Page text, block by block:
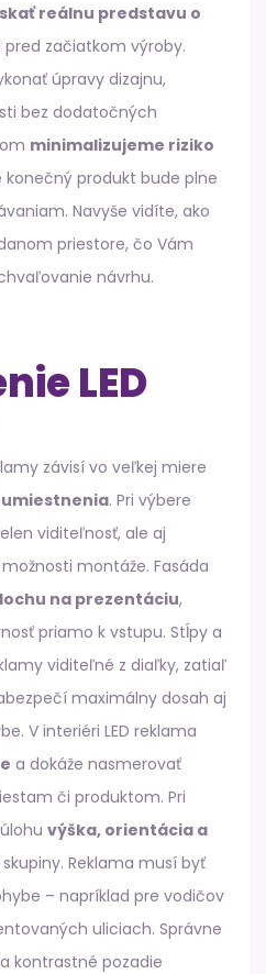
reálnu predstavu o
pred začiatkom výroby.
úpravy dizajnu,
bez dodatočných
minimalizujeme riziko
konečný produkt bude plne
Navyše vidíte, ako
priestore, čo Vám
návrhu.
LED
závisí vo veľkej miere
. Pri výbere
viditeľnosť, ale aj
montáže. Fasáda
na prezentáciu,
priamo k vstupu. Stĺpy a
viditeľné z diaľky, zatiaľ
maximálny dosah aj
V interiéri LED reklama
a dokáže nasmerovať
či produktom. Pri
výška, orientácia a
Reklama musí byť
– napríklad pre vodičov
uliciach. Správne
kontrastné pozadie